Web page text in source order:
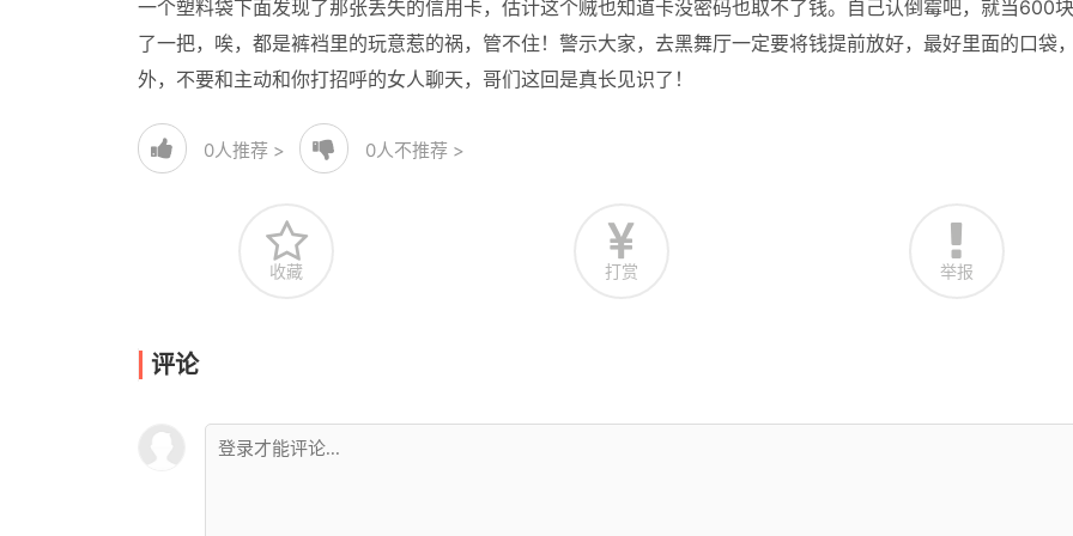
一个塑料袋下面发现了那张丢失的信用卡，估计这个贼也知道卡没密码也取不了钱。自己认倒霉吧，就当600
了一把，唉，都是裤裆里的玩意惹的祸，管不住！警示大家，去黑舞厅一定要将钱提前放好，最好里面的口袋
外，不要和主动和你打招呼的女人聊天，哥们这回是真长见识了！
0人推荐 > 0人不推荐 >
收藏 打赏 举报
评论